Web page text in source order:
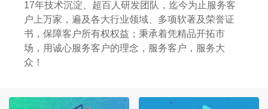
17年技术沉淀、超百人研发团队，迄今为止服务客
户上万家，遍及各大行业领域、多项软著及荣誉证
书，保障客户所有权权益；秉承着凭精品开拓市
场，用诚心服务客户的理念，服务客户，服务大
众！